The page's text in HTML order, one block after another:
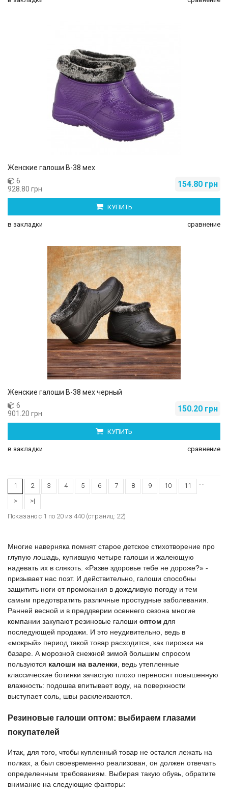
Женские галоши В-38 мех
154.80 грн
6
928.80 грн
КУПИТЬ
в закладки сравнение
Женские галоши В-38 мех черный
150.20 грн
6
901.20 грн
КУПИТЬ
в закладки сравнение
1 2 3 4 5 6 7 8 9 10 11 ....
>
>|
Показано с 1 по 20 из 440 (страниц: 22)
Многие наверняка помнят старое детское стихотворение про
глупую лошадь, купившую четыре галоши и жалеющую
надевать их в слякоть. «Разве здоровье тебе не дороже?» -
призывает нас поэт. И действительно, галоши способны
защитить ноги от промокания в дождливую погоду и тем
самым предотвратить различные простудные заболевания.
Ранней весной и в преддверии осеннего сезона многие
компании закупают резиновые галоши оптом для
последующей продажи. И это неудивительно, ведь в
«мокрый» период такой товар расходится, как пирожки на
базаре. А морозной снежной зимой большим спросом
пользуются калоши на валенки , ведь утепленные
классические ботинки зачастую плохо переносят повышенную
влажность: подошва впитывает воду, на поверхности
выступает соль, швы расклеиваются.
Резиновые галоши оптом: выбираем глазами
покупателей
Итак, для того, чтобы купленный товар не остался лежать на
полках, а был своевременно реализован, он должен отвечать
определенным требованиям. Выбирая такую обувь, обратите
внимание на следующие факторы: